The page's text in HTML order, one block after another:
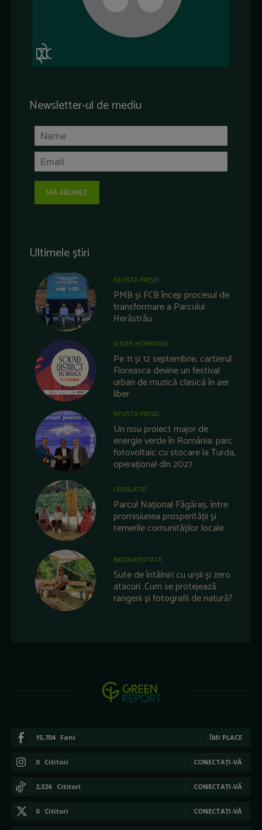
Newsletter-ul de mediu
MĂ ABONEZ
Ultimele știri
REVISTA PRESEI
PMB și FCB încep procesul de
transformare a Parcului
Herăstrău
SLIDER HOMEPAGE
Pe 11 și 12 septembrie, cartierul
Floreasca devine un festival
urban de muzică clasică în aer
liber
REVISTA PRESEI
Un nou proiect major de
energie verde în România: parc
fotovoltaic cu stocare la Turda,
operațional din 2027
LEGISLATIE
Parcul Național Făgăraș, între
promisiunea prosperității și
temerile comunităților locale
BIODIVERSITATE
Sute de întâlniri cu urșii și zero
atacuri. Cum se protejează
rangerii și fotografii de natură?
15,704 Fani ÎMI PLACE
0 Cititori CONECTAȚI-VĂ
2,326 Cititori CONECTAȚI-VĂ
0 Cititori CONECTAȚI-VĂ